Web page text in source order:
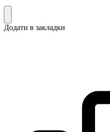
Додати в закладки